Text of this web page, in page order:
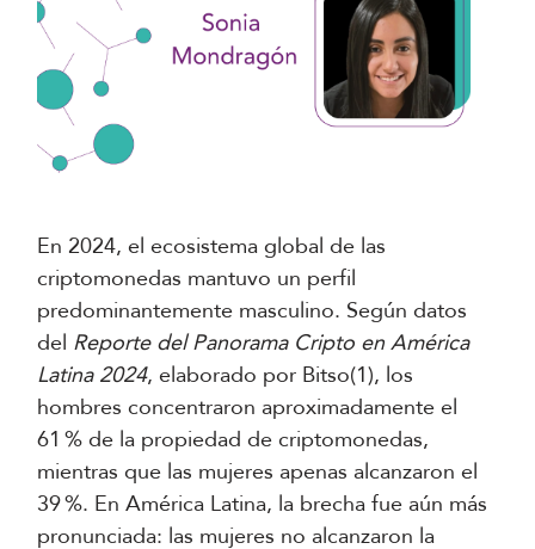
En 2024, el ecosistema global de las
criptomonedas mantuvo un perfil
predominantemente masculino. Según datos
del Reporte del Panorama Cripto en América
Latina 2024, elaborado por Bitso(1), los
hombres concentraron aproximadamente el
61 % de la propiedad de criptomonedas,
mientras que las mujeres apenas alcanzaron el
39 %. En América Latina, la brecha fue aún más
pronunciada: las mujeres no alcanzaron la